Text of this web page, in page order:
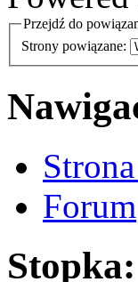
Przejdź do
Strony powiązane:
Forum
Stopka: